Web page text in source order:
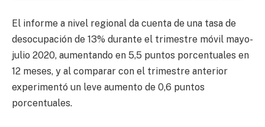
El informe a nivel regional da cuenta de una tasa de
desocupación de 13% durante el trimestre móvil mayo-
julio 2020, aumentando en 5,5 puntos porcentuales en
12 meses, y al comparar con el trimestre anterior
experimentó un leve aumento de 0,6 puntos
porcentuales.